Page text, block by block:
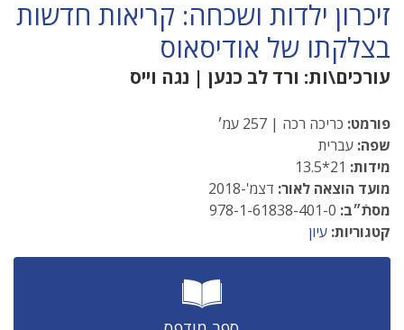
זיכרון ילדות ושכחה: קריאות חדשות
בצלקתו של אודיסאוס
עורכים\ות: ורד לב כנען | נגה וייס
פורמט: כריכה רכה | 257 עמ׳
שפה: עברית
מידות:
מועד הוצאה לאור: דצמ'-2018
מסתֿ״ב:
קטגוריות: עיון